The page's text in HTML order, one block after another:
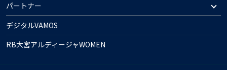
パートナー
デジタルVAMOS
RB大宮アルディージャWOMEN